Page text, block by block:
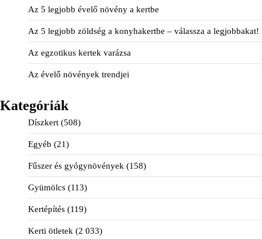
Az 5 legjobb évelő növény a kertbe
Az 5 legjobb zöldség a konyhakertbe – válassza a legjobbakat!
Az egzotikus kertek varázsa
Az évelő növények trendjei
Kategóriák
Díszkert (508)
Egyéb (21)
Fűszer és gyógynövények (158)
Gyümölcs (113)
Kertépítés (119)
Kerti ötletek (2 033)